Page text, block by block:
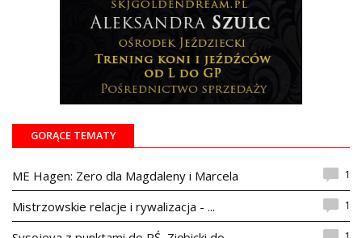
GORĄCE TEMATY
ME Hagen: Zero dla Magdaleny i Marcela 1
Mistrzowskie relacje i rywalizacja - ... 1